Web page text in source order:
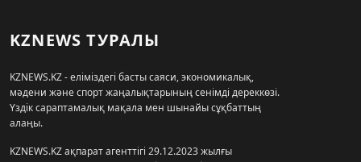
KZNEWS ТУРАЛЫ
KZNEWS.KZ - еліміздегі басты саяси, экономикалық,
мәдени және спорт жаңалықтарының сенімді дереккөзі.
Үздік сараптамалық мақала мен шынайы сұқбаттың
алаңы.
KZNEWS.KZ ақпарат агенттігі 29.12.2023 жылғы